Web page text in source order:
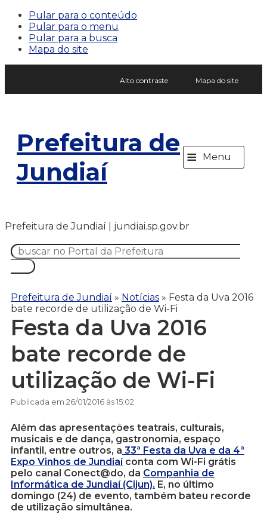
Pular para o conteúdo
Pular para o menu
Pular para a busca
Mapa do site
Alto contraste Mapa do site
Prefeitura de
Jundiaí
≡ Menu
Prefeitura de Jundiaí | jundiai.sp.gov.br
Prefeitura de Jundiaí » Notícias » Festa da Uva 2016
bate recorde de utilização de Wi-Fi
Festa da Uva 2016
bate recorde de
utilização de Wi-Fi
Publicada em 26/01/2016 às 15:02
Além das apresentações teatrais, culturais,
musicais e de dança, gastronomia, espaço
infantil, entre outros, a 33ª Festa da Uva e da 4ª
Expo Vinhos de Jundiaíconta com Wi-Fi grátis
pelo canal Conect@do, da Companhia de
Informática de Jundiaí (Cijun). E, no último
domingo (24) de evento, também bateu recorde
de utilização simultânea.